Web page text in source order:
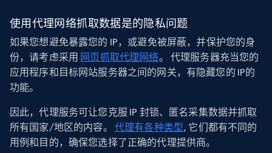
使用代理网络抓取数据是的隐私问题
如果您想避免暴露您的 IP，或避免被屏蔽，并保护您的身
份，请考虑采用 网页抓取代理网络。 代理服务器充当您的
应用程序和目标网站服务器之间的网关，有隐藏您的 IP的
功能。
因此，代理服务可让您克服 IP 封锁、匿名采集数据并抓取
所有国家/地区的内容。 代理有各种类型, 它们都有不同的
用例和目的，确保您选择了正确的代理提供商。